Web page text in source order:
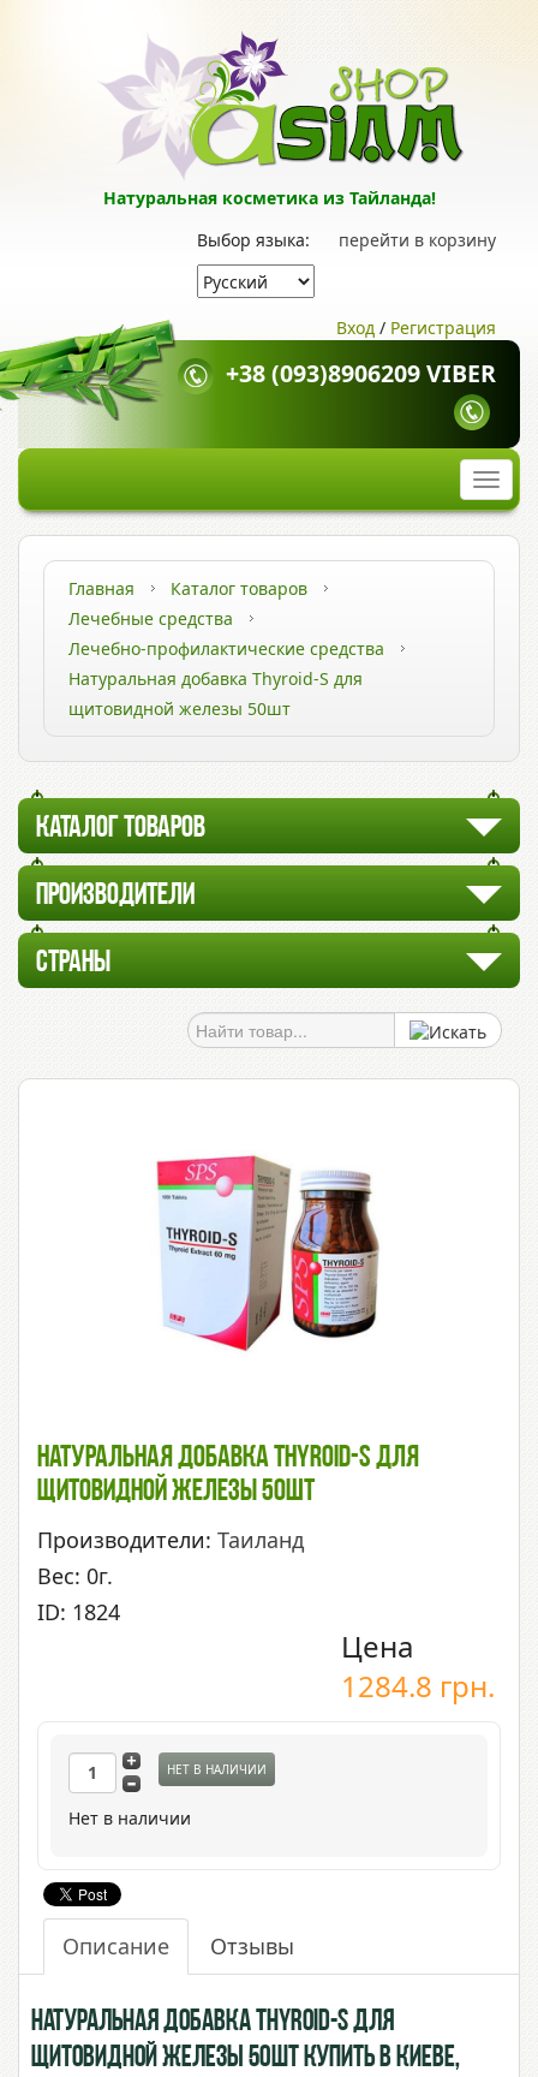
Натуральная косметика из Тайланда!
перейти в корзину
Выбор языка:
Вход / Регистрация
+38 (093)8906209 VIBER
Главная
Каталог товаров
Лечебные средства
Лечебно-профилактические средства
Натуральная добавка Thyroid-S для
щитовидной железы 50шт
КАТАЛОГ ТОВАРОВ
ПРОИЗВОДИТЕЛИ
СТРАНЫ
Натуральная Добавка Thyroid-S Для
Щитовидной Железы 50шт
Производители: Таиланд
Вес: 0г.
ID: 1824
Цена
1284.8 грн.
НЕТ В НАЛИЧИИ
Нет в наличии
Описание Отзывы
Натуральная добавка Thyroid-S для
щитовидной железы 50шт купить в Киеве,